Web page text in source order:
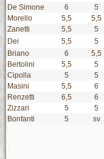
De Simone
6 5
Morello
5,5 5,5
Zanetti
5,5 5
Dei
5,5 5
Briano
6 5,5
Bertolini
5,5 5
Cipolla
5 5
Masini
5,5 6
Renzetti
6,5 6
Zizzari
5 5
Bonfanti
5 sv